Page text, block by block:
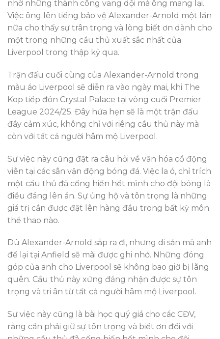
nhờ những thành công vang dội mà ông mang lại.
Việc ông lên tiếng bảo vệ Alexander-Arnold một lần
nữa cho thấy sự trân trọng và lòng biết ơn dành cho
một trong những cầu thủ xuất sắc nhất của
Liverpool trong thập kỷ qua.
Trận đấu cuối cùng của Alexander-Arnold trong
màu áo Liverpool sẽ diễn ra vào ngày mai, khi The
Kop tiếp đón Crystal Palace tại vòng cuối Premier
League 2024/25. Đây hứa hẹn sẽ là một trận đấu
đầy cảm xúc, không chỉ với riêng cầu thủ này mà
còn với tất cả người hâm mộ Liverpool.
Sự việc này cũng đặt ra câu hỏi về văn hóa cổ động
viên tại các sân vận động bóng đá. Việc la ó, chỉ trích
một cầu thủ đã cống hiến hết mình cho đội bóng là
điều đáng lên án. Sự ủng hộ và tôn trọng là những
giá trị cần được đặt lên hàng đầu trong bất kỳ môn
thể thao nào.
Dù Alexander-Arnold sắp ra đi, nhưng di sản mà anh
để lại tại Anfield sẽ mãi được ghi nhớ. Những đóng
góp của anh cho Liverpool sẽ không bao giờ bị lãng
quên. Cầu thủ này xứng đáng nhận được sự tôn
trọng và tri ân từ tất cả người hâm mộ Liverpool.
Sự việc này cũng là bài học quý giá cho các CĐV,
rằng cần phải giữ sự tôn trọng và biết ơn đối với